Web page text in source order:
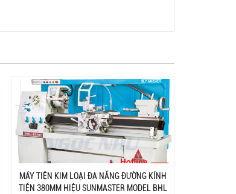
MÁY TIỆN KIM LOẠI ĐA NĂNG ĐƯỜNG KÍNH
TIỆN 380MM HIỆU SUNMASTER MODEL BHL